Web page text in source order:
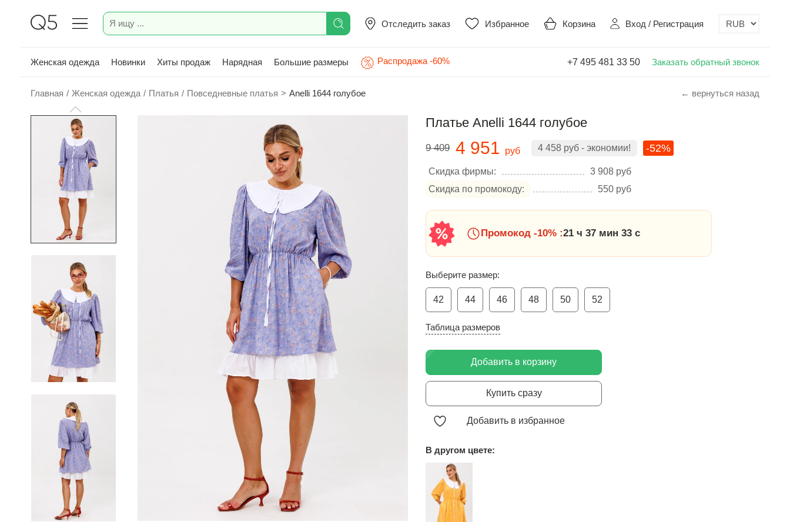
Отследить заказ Избранное Корзина Вход / Регистрация
Женская одежда Новинки Хиты продаж Нарядная Большие размеры Распродажа -60% +7 495 481 33 50 Заказать обратный звонок
Главная / Женская одежда / Платья / Повседневные платья > Anelli 1644 голубое ← вернуться назад
Платье Anelli 1644 голубое
9 409 4 951 руб 4 458 руб - экономии! -52%
Скидка фирмы: 3 908 руб
Скидка по промокоду:
550 руб
Промокод -10% :21 ч 37 мин 32 с
Выберите размер:
42 44 46 48 50 52
Таблица размеров
Добавить в корзину
Купить сразу
Добавить в избранное
В другом цвете: